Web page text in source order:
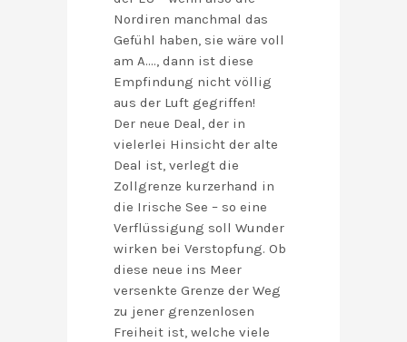
Nordiren manchmal das
Gefühl haben, sie wäre voll
am A…., dann ist diese
Empfindung nicht völlig
aus der Luft gegriffen!
Der neue Deal, der in
vielerlei Hinsicht der alte
Deal ist, verlegt die
Zollgrenze kurzerhand in
die Irische See – so eine
Verflüssigung soll Wunder
wirken bei Verstopfung. Ob
diese neue ins Meer
versenkte Grenze der Weg
zu jener grenzenlosen
Freiheit ist, welche viele